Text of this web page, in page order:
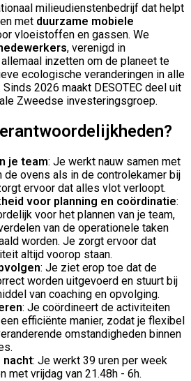
milieudienstenbedrijf dat helpt
met duurzame mobiele
vloeistoffen en gassen. We
, verenigd in
inzetten om de planeet te
ecologische veranderingen in alle
Sinds 2026 maakt DESOTEC deel uit
Zweedse investeringsgroep.
je team: Je werkt nauw samen met
de ovens als in de controlekamer bij
ervoor dat alles vlot verloopt.
voor planning en coördinatie:
voor het plannen van je team,
van de operationele taken
worden. Je zorgt ervoor dat
altijd voorop staan.
: Je ziet erop toe dat de
worden uitgevoerd en stuurt bij
van coaching en opvolging.
: Je coördineert de activiteiten
efficiënte manier, zodat je flexibel
omstandigheden binnen
nacht: Je werkt 39 uren per week
met vrijdag van 21.48h - 6h.